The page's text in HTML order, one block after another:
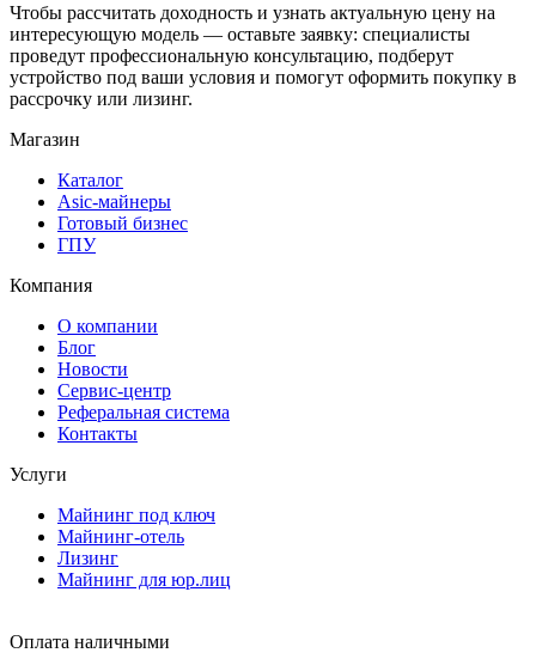
Чтобы рассчитать доходность и узнать актуальную цену на
интересующую модель — оставьте заявку: специалисты
проведут профессиональную консультацию, подберут
устройство под ваши условия и помогут оформить покупку в
рассрочку или лизинг.
Магазин
Каталог
Asic-майнеры
Готовый бизнес
ГПУ
Компания
О компании
Блог
Новости
Сервис-центр
Реферальная система
Контакты
Услуги
Майнинг под ключ
Майнинг-отель
Лизинг
Майнинг для юр.лиц
Оплата наличными